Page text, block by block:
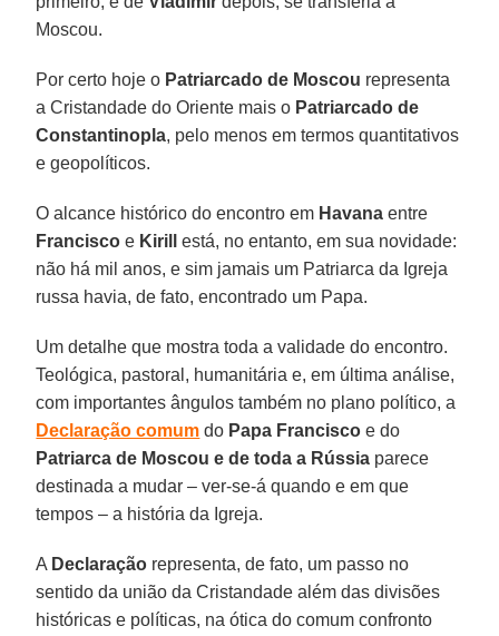
Moscou.
Por certo hoje o Patriarcado de Moscou representa
a Cristandade do Oriente mais o Patriarcado de
Constantinopla, pelo menos em termos quantitativos
e geopolíticos.
O alcance histórico do encontro em Havana entre
Francisco e Kirill
está, no entanto, em sua novidade:
não há mil anos, e sim jamais um Patriarca da Igreja
russa havia, de fato, encontrado um Papa.
Um detalhe que mostra toda a validade do encontro.
Teológica, pastoral, humanitária e, em última análise,
com importantes ângulos também no plano político, a
Declaração comum do Papa Francisco e do
Patriarca de Moscou e de toda a Rússia parece
destinada a mudar – ver-se-á quando e em que
tempos – a história da Igreja.
A Declaração representa, de fato, um passo no
sentido da união da Cristandade além das divisões
históricas e políticas, na ótica do comum confronto